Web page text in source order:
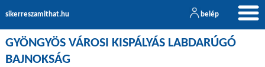
sikerreszamithat.hu belép
GYÖNGYÖS VÁROSI KISPÁLYÁS LABDARÚGÓ
BAJNOKSÁG